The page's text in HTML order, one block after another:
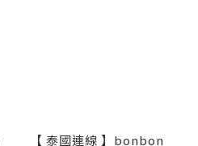
【 泰國連線 】bonbon